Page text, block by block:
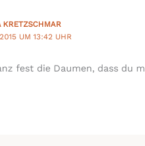
KRETZSCHMAR
UM 13:42 UHR
fest die Daumen, dass du